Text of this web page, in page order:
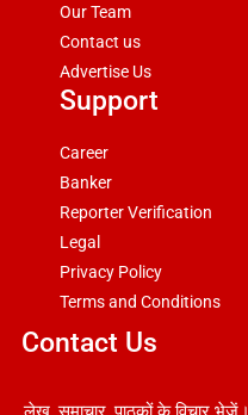
Our Team
Contact us
Advertise Us
Support
Career
Banker
Reporter Verification
Legal
Privacy Policy
Terms and Conditions
Contact Us